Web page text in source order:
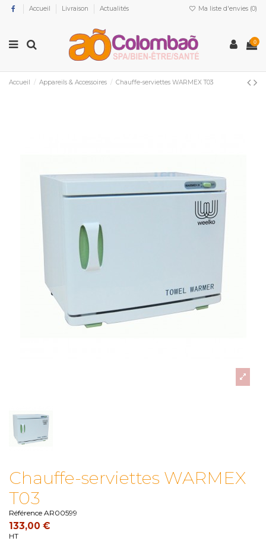
Accueil Livraison Actualités Ma liste d'envies (0)
0
Accueil Appareils & Accessoires Chauffe-serviettes WARMEX T03
Chauffe-serviettes WARMEX
T03
Référence AR00599
133,00 €
HT